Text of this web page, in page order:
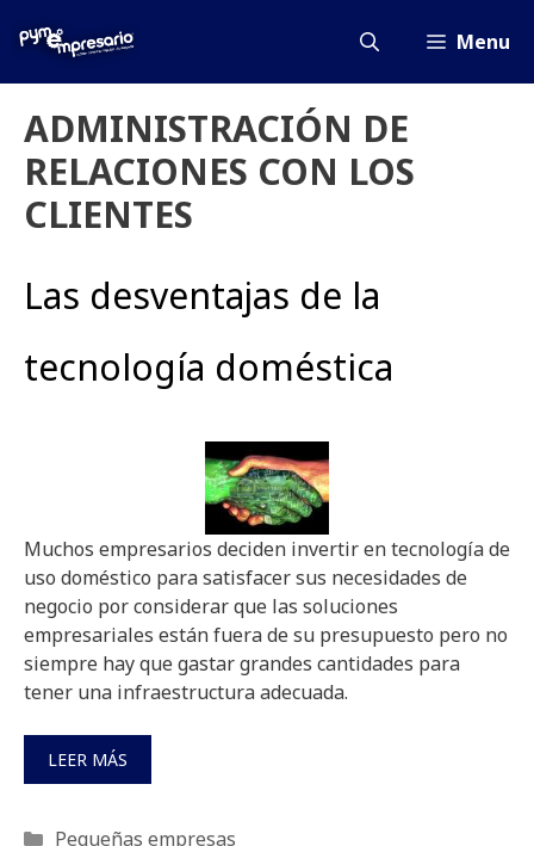
Menu
ADMINISTRACIÓN DE
RELACIONES CON LOS
CLIENTES
Las desventajas de la
tecnología doméstica
Muchos empresarios deciden invertir en tecnología de
uso doméstico para satisfacer sus necesidades de
negocio por considerar que las soluciones
empresariales están fuera de su presupuesto pero no
siempre hay que gastar grandes cantidades para
tener una infraestructura adecuada.
LEER MÁS
Categorías
Pequeñas empresas